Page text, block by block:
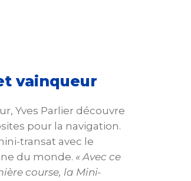
vainqueur
Yves Parlier découvre
pour la navigation.
transat avec le
du monde. « Avec ce
course, la Mini-